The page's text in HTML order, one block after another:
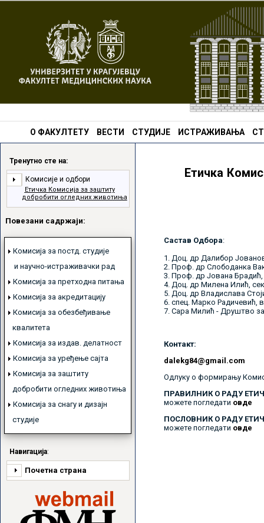
О ФАКУЛТЕТУ ВЕСТИ СТУДИЈЕ ИСТРАЖИВАЊА
Тренутно сте на:
Комисије и одбори
Етичка Комисија за заштиту
добробити огледних животиња
Повезани садржаји:
Комисија за постд. студије
и научно-истраживачки рад
Комисија за претходна питања
Комисија за акредитацију
Комисија за обезбеђивање
квалитета
Комисијa за издав. делатност
Комисија за уређење сајта
Комисија за заштиту
добробити огледних животиња
Комисија за снагу и дизајн
студије
Навигација:
Почетна страна
Етичка
Састав Одбора:
1. Доц. др Далибор
2. Проф. др Слободанка
3. Проф. др Јована Брадић,
4. Доц. др Милена Илић,
5. Доц. др Владислава
6. спец. Марко Радичевић,
7. Сара Милић - Друштво
Контакт:
dalekg84@gmail.com
Одлуку о формирању
ПРАВИЛНИК О РАДУ
можете погледати овде
ПОСЛОВНИК О РАДУ
можете погледати овде